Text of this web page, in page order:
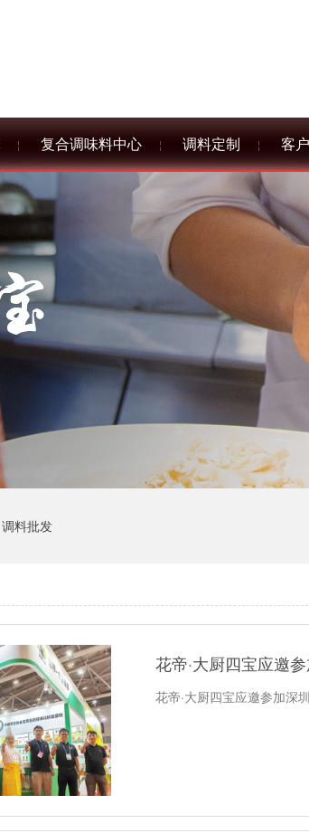
复合调味料中心 调料定制 客
调料批发
花帝·大厨四宝应邀
花帝·大厨四宝应邀参加深